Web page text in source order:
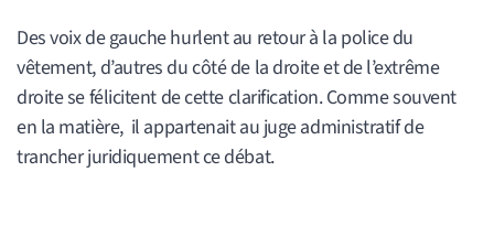
Des voix de gauche hurlent au retour à la police du
vêtement, d’autres du côté de la droite et de l’extrême
droite se félicitent de cette clarification. Comme souvent
en la matière, il appartenait au juge administratif de
trancher juridiquement ce débat.